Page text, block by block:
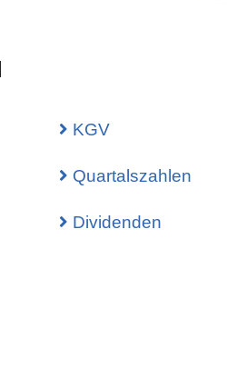
KGV
Quartalszahlen
Dividenden